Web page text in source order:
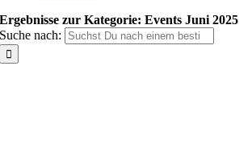
Ergebnisse zur Kategorie: Events Juni 2025
Suche nach: